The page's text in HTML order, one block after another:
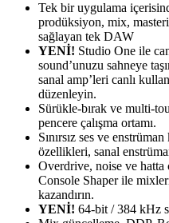
Tek bir uygulama
prodüksiyon, mix,
sağlayan tek DAW
YENİ! Studio One ile
sound’unuzu sahneye
sanal amp’leri canlı
düzenleyin.
Sürükle-bırak ve multi-
pencere çalışma ortamı.
Sınırsız ses ve
özellikleri, sanal
Overdrive, noise ve
Console Shaper ile
kazandırın.
YENİ! 64-bit / 384 kHz